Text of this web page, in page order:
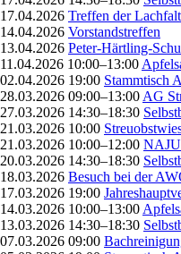
17.04.2026 Treffen der
14.04.2026 Vorstandstreffen
13.04.2026 Peter-Härtling-
11.04.2026 10:00–13:00
02.04.2026 19:00 Stammtisch
28.03.2026 09:00–13:00 AG
27.03.2026 14:30–18:30
21.03.2026 10:00
21.03.2026 10:00–12:00
20.03.2026 14:30–18:30
18.03.2026 Besuch bei der
17.03.2026 19:00
14.03.2026 10:00–13:00
13.03.2026 14:30–18:30
07.03.2026 09:00